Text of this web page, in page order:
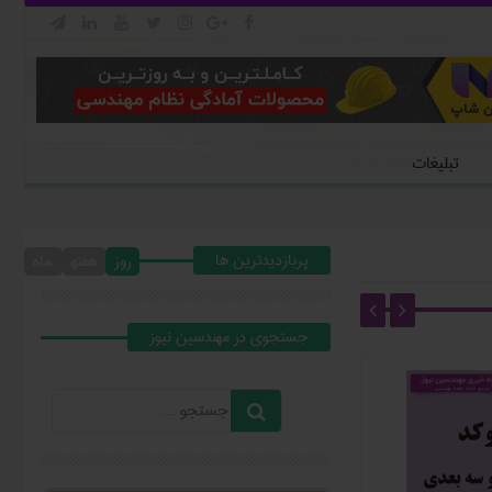
تبلیغات
پربازدیدترین ها روز
جستجوي در مهندسين نيوز